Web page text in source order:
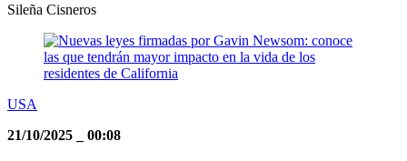
Sileña Cisneros
USA
21/10/2025
00:08